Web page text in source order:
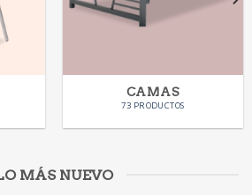
CAMAS
73 PRODUCTOS
MÁS NUEVO